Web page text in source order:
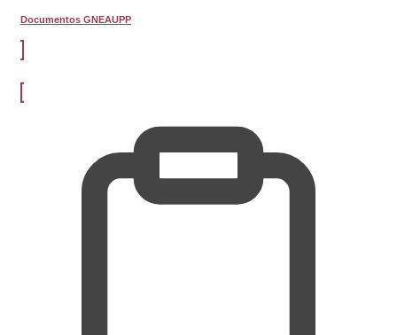
Documentos GNEAUPP